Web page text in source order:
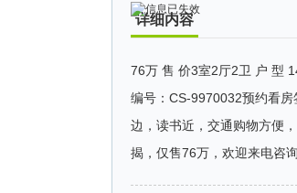
详细内容
76万 售 价3室2厅2卫 户 型
编号：CS-9970032预约看
边，读书近，交通购物方便
揭，仅售76万，欢迎来电咨